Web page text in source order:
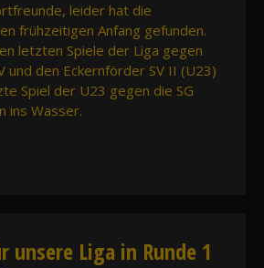
leider hat die
frühzeitigen Anfang gefunden.
letzten Spiele der Liga gegen
und den Eckernförder SV II (U23)
Spiel der U23 gegen die SG
fallen ins Wasser.
unsere Liga in Runde 1